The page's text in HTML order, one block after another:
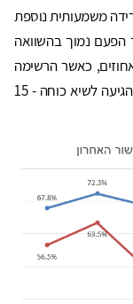
משמעותית נוספת
נמוך בהשוואה
לכנסת ה-23 ב-2020, שעמד על 64.8 אחוזים, כאשר הרשימה
המשותפת המלאה (חד"ש, תע"ל, בל"ד, רע"מ) הגיעה לשיא כוחה - 15